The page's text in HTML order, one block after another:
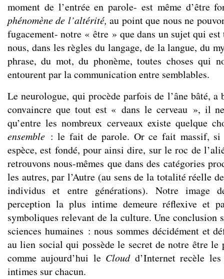
moment de l’entrée en parole- est même d’être
phénomène de l’altérité, au point que nous ne
fugacement- notre « être » que dans un sujet qui
nous, dans les règles du langage, de la langue, du
phrase, du mot, du phonème, toutes choses qui
entourent par la communication entre semblables.
Le neurologue, qui procède parfois de l’âne bâté, a
convaincre que tout est « dans le cerveau », il
qu’entre les nombreux cerveaux existe quelque
ensemble : le fait de parole. Or ce fait massif,
espèce, est fondé, pour ainsi dire, sur le roc de
retrouvons nous-mêmes que dans des catégories
les autres, par l’Autre (au sens de la totalité réelle
individus et entre générations). Notre image
perception la plus intime demeure réflexive et
symboliques relevant de la culture. Une conclusion
sciences humaines : nous sommes décidément et
au lien social qui possède le secret de notre être le
comme aujourd’hui leCloudd’Internet recèle
intimes sur chacun.